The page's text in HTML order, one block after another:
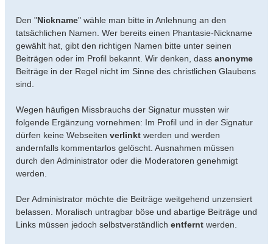
Den "Nickname" wähle man bitte in Anlehnung an den
tatsächlichen Namen. Wer bereits einen Phantasie-Nickname
gewählt hat, gibt den richtigen Namen bitte unter seinen
Beiträgen oder im Profil bekannt. Wir denken, dass anonyme
Beiträge in der Regel nicht im Sinne des christlichen Glaubens
sind.
Wegen häufigen Missbrauchs der Signatur mussten wir
folgende Ergänzung vornehmen: Im Profil und in der Signatur
dürfen keine Webseiten verlinkt werden und werden
andernfalls kommentarlos gelöscht. Ausnahmen müssen
durch den Administrator oder die Moderatoren genehmigt
werden.
Der Administrator möchte die Beiträge weitgehend unzensiert
belassen. Moralisch untragbar böse und abartige Beiträge und
Links müssen jedoch selbstverständlich entfernt werden.